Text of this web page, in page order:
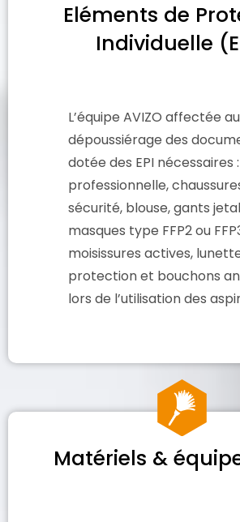
Eléments de
Individuelle
L’équipe AVIZO affectée au
dépoussiérage des
dotée des EPI nécessaires
professionnelle,
sécurité, blouse, gants
masques type FFP2 ou
moisissures actives,
protection et bouchons
lors de l’utilisation des
Matériels &